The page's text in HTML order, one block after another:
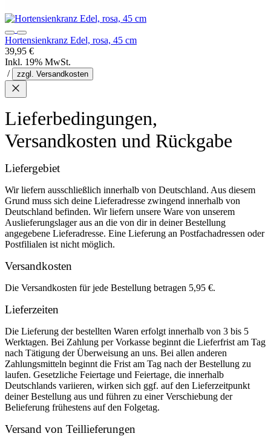
Hortensienkranz Edel, rosa, 45 cm
39,95 €
Inkl. 19% MwSt.
/
zzgl. Versandkosten
Lieferbedingungen,
Versandkosten und Rückgabe
Liefergebiet
Wir liefern ausschließlich innerhalb von Deutschland. Aus diesem
Grund muss sich deine Lieferadresse zwingend innerhalb von
Deutschland befinden. Wir liefern unsere Ware von unserem
Auslieferungslager aus an die von dir in deiner Bestellung
angegebene Lieferadresse. Eine Lieferung an Postfachadressen oder
Postfilialen ist nicht möglich.
Versandkosten
Die Versandkosten für jede Bestellung betragen 5,95 €.
Lieferzeiten
Die Lieferung der bestellten Waren erfolgt innerhalb von 3 bis 5
Werktagen. Bei Zahlung per Vorkasse beginnt die Lieferfrist am Tag
nach Tätigung der Überweisung an uns. Bei allen anderen
Zahlungsmitteln beginnt die Frist am Tag nach der Bestellung zu
laufen. Gesetzliche Feiertage und Feiertage, die innerhalb
Deutschlands variieren, wirken sich ggf. auf den Lieferzeitpunkt
deiner Bestellung aus und führen zu einer Verschiebung der
Belieferung frühestens auf den Folgetag.
Versand von Teillieferungen